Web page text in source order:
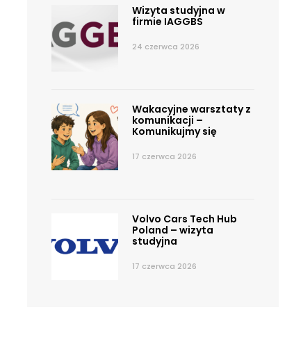
Wizyta studyjna w
firmie IAGGBS
24 czerwca 2026
Wakacyjne warsztaty z
komunikacji –
Komunikujmy się
17 czerwca 2026
Volvo Cars Tech Hub
Poland – wizyta
studyjna
17 czerwca 2026